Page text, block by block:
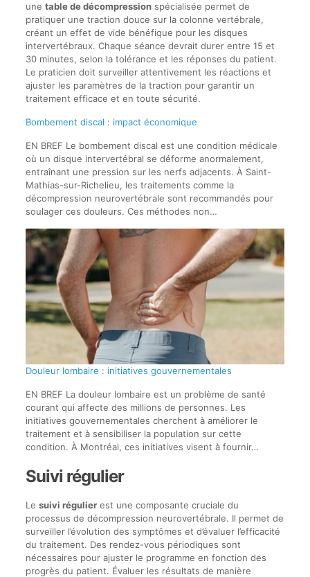
une table de décompressionspécialisée permet de
pratiquer une traction douce sur la colonne vertébrale,
créant un effet de vide bénéfique pour les disques
intervertébraux. Chaque séance devrait durer entre 15 et
30 minutes, selon la tolérance et les réponses du patient.
Le praticien doit surveiller attentivement les réactions et
ajuster les paramètres de la traction pour garantir un
traitement efficace et en toute sécurité.
Bombement discal : impact économique
EN BREF Le bombement discal est une condition médicale
où un disque intervertébral se déforme anormalement,
entraînant une pression sur les nerfs adjacents. À Saint-
Mathias-sur-Richelieu, les traitements comme la
décompression neurovertébrale sont recommandés pour
soulager ces douleurs. Ces méthodes non…
Douleur lombaire : initiatives gouvernementales
EN BREF La douleur lombaire est un problème de santé
courant qui affecte des millions de personnes. Les
initiatives gouvernementales cherchent à améliorer le
traitement et à sensibiliser la population sur cette
condition. À Montréal, ces initiatives visent à fournir…
Suivi régulier
Le suivi régulierest une composante cruciale du
processus de décompression neurovertébrale. Il permet de
surveiller l’évolution des symptômes et d’évaluer l’efficacité
du traitement. Des rendez-vous périodiques sont
nécessaires pour ajuster le programme en fonction des
progrès du patient. Évaluer les résultats de manière